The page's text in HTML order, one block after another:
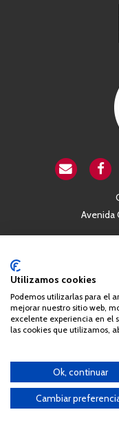
Avenida
distribución de la
sin el
Utilizamos cookies
Podemos utilizarlas para el
mejorar nuestro sitio web,
excelente experiencia en el
las cookies que utilizamos,
Ok, continuar
Cambiar